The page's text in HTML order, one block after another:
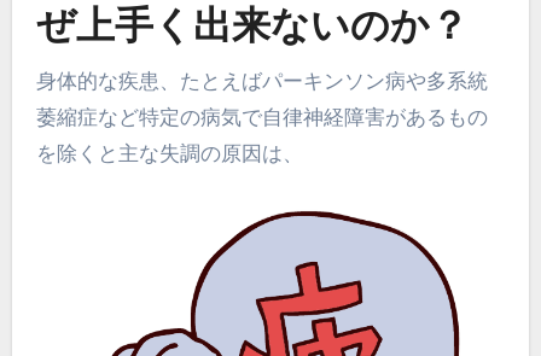
ぜ上手く出来ないのか？
身体的な疾患、たとえばパーキンソン病や多系統
萎縮症など特定の病気で自律神経障害があるもの
を除くと主な失調の原因は、